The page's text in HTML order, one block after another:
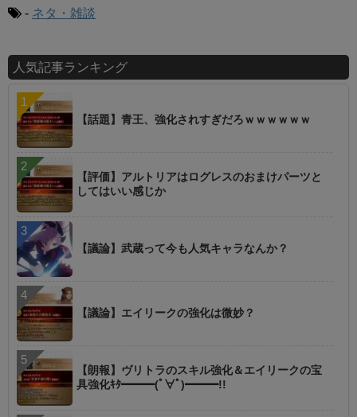
- ネタ・雑談
人気記事ランキング
【話題】青王、強化されすぎだろｗｗｗｗｗｗ
【評価】アルトリアはログレスのおまけパーツと
してはいい感じか
【議論】武蔵って今も人気キャラなんか？
【議論】エイリークの強化は微妙？
【朗報】ヴリトラのスキル強化＆エイリークの宝
具強化ｷﾀ━━━(ﾟ∀ﾟ)━━━!!